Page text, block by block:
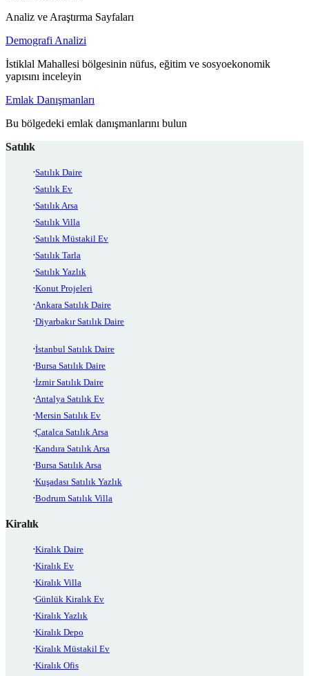
Analiz ve Araştırma Sayfaları
Demografi Analizi
İstiklal Mahallesi bölgesinin nüfus, eğitim ve sosyoekonomik
yapısını inceleyin
Emlak Danışmanları
Bu bölgedeki emlak danışmanlarını bulun
Satılık
Satılık Daire
Satılık Ev
Satılık Arsa
Satılık Villa
Satılık Müstakil Ev
Satılık Tarla
Satılık Yazlık
Konut Projeleri
Ankara Satılık Daire
Diyarbakır Satılık Daire
İstanbul Satılık Daire
Bursa Satılık Daire
İzmir Satılık Daire
Antalya Satılık Ev
Mersin Satılık Ev
Çatalca Satılık Arsa
Kandıra Satılık Arsa
Bursa Satılık Arsa
Kuşadası Satılık Yazlık
Bodrum Satılık Villa
Kiralık
Kiralık Daire
Kiralık Ev
Kiralık Villa
Günlük Kiralık Ev
Kiralık Yazlık
Kiralık Depo
Kiralık Müstakil Ev
Kiralık Ofis